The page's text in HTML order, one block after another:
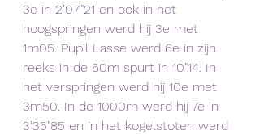
3e in 2'07"21 en ook in het
hoogspringen werd hij 3e met
1m05. Pupil Lasse werd 6e in zijn
reeks in de 60m spurt in 10"14. In
het verspringen werd hij 10e met
3m50. In de 1000m werd hij 7e in
3'35"85 en in het kogelstoten werd